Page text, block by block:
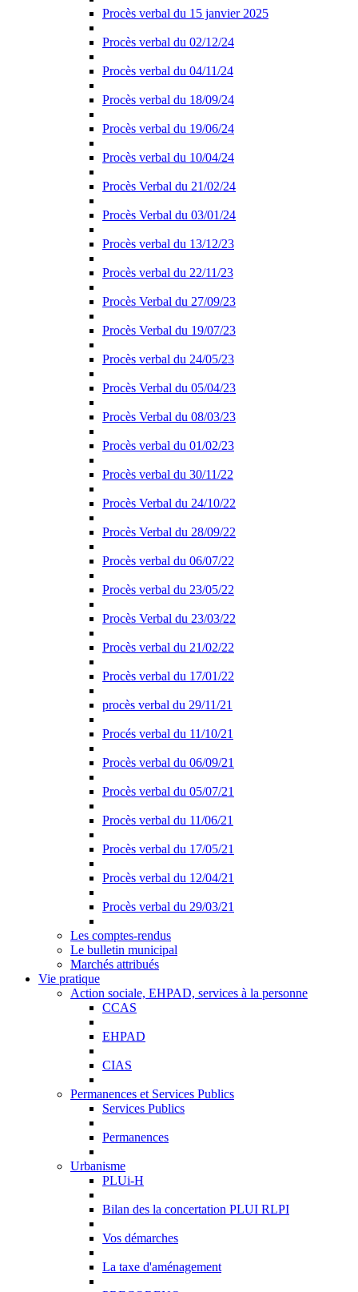
Procès verbal du 15 janvier 2025
Procès verbal du 02/12/24
Procès verbal du 04/11/24
Procès verbal du 18/09/24
Procès verbal du 19/06/24
Procès verbal du 10/04/24
Procès Verbal du 21/02/24
Procès Verbal du 03/01/24
Procès verbal du 13/12/23
Procès verbal du 22/11/23
Procès Verbal du 27/09/23
Procès Verbal du 19/07/23
Procès verbal du 24/05/23
Procès Verbal du 05/04/23
Procès Verbal du 08/03/23
Procès verbal du 01/02/23
Procès verbal du 30/11/22
Procès Verbal du 24/10/22
Procès Verbal du 28/09/22
Procès verbal du 06/07/22
Procès verbal du 23/05/22
Procès Verbal du 23/03/22
Procès verbal du 21/02/22
Procès verbal du 17/01/22
procès verbal du 29/11/21
Procés verbal du 11/10/21
Procès verbal du 06/09/21
Procès verbal du 05/07/21
Procès verbal du 11/06/21
Procès verbal du 17/05/21
Procès verbal du 12/04/21
Procès verbal du 29/03/21
Les comptes-rendus
Le bulletin municipal
Marchés attribués
Vie pratique
Action sociale, EHPAD, services à la personne
CCAS
EHPAD
CIAS
Permanences et Services Publics
Services Publics
Permanences
Urbanisme
PLUi-H
Bilan des la concertation PLUI RLPI
Vos démarches
La taxe d'aménagement